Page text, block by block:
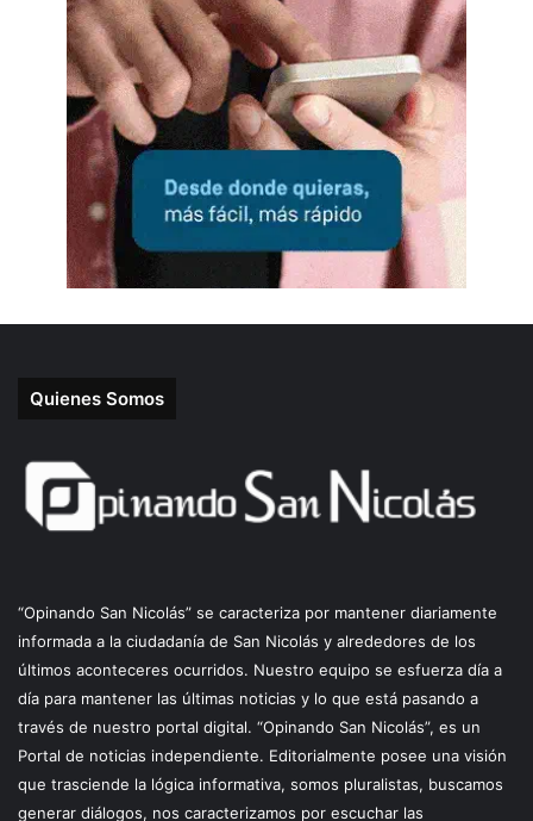
Quienes Somos
“Opinando San Nicolás” se caracteriza por mantener diariamente
informada a la ciudadanía de San Nicolás y alrededores de los
últimos aconteceres ocurridos. Nuestro equipo se esfuerza día a
día para mantener las últimas noticias y lo que está pasando a
través de nuestro portal digital. “Opinando San Nicolás”, es un
Portal de noticias independiente. Editorialmente posee una visión
que trasciende la lógica informativa, somos pluralistas, buscamos
generar diálogos, nos caracterizamos por escuchar las